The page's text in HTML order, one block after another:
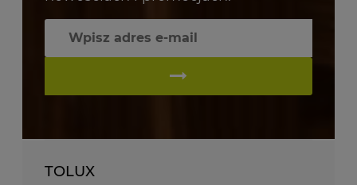
TOLUX